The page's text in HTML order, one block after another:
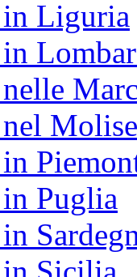
Liguria
Molise
Puglia